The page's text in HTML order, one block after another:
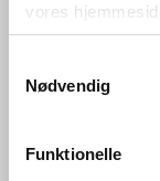
vores
Foruden
cookies. Disse
markedsføring
Nødvendig
Funktionelle